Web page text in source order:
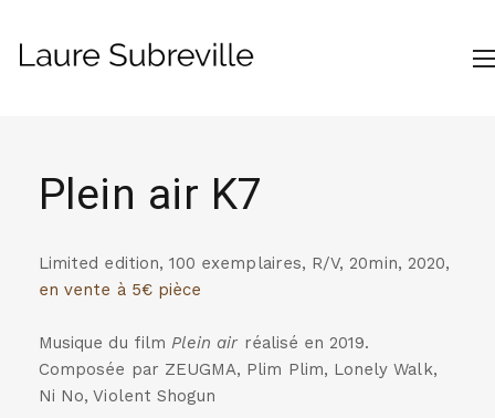
Plein air K7
Limited edition, 100 exemplaires, R/V, 20min, 2020,
en vente à 5€ pièce
Musique du film Plein air réalisé en 2019.
Composée par ZEUGMA, Plim Plim, Lonely Walk,
Ni No, Violent Shogun